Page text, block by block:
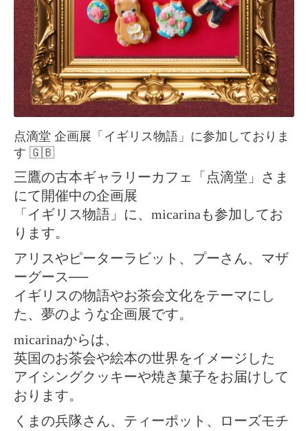
点滴堂 企画展「イギリス物語」に参加しておりま
す 🇬🇧
三鷹の古本ギャラリーカフェ「点滴堂」さま
にて開催中の企画展
「イギリス物語」に、micarinaも参加してお
ります。
アリスやピーターラビット、プーさん、マザ
ーグース──
イギリスの物語やお茶会文化をテーマにし
た、夢のような企画展です。
micarinaからは、
英国のお茶会や絵本の世界をイメージした
アイシングクッキーや焼き菓子をお届けして
おります。
くまの兵隊さん、ティーポット、ローズモチ